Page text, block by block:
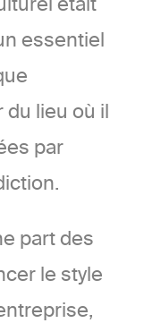
essentiel
lieu où il
par
part des
le style